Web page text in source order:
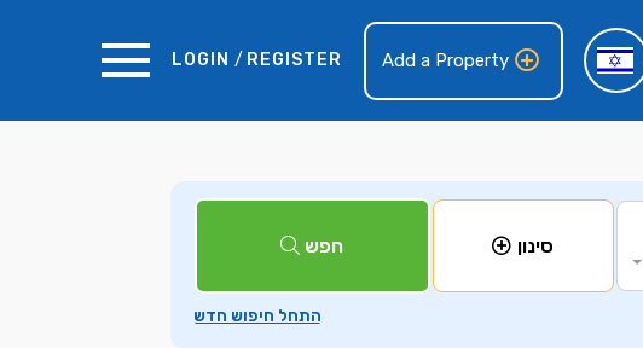
LOGIN / REGISTER Add a Property
סינון חפש